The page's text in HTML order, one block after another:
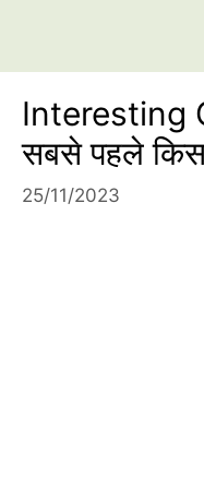
Interesting
सबसे पहले किस
25/11/2023